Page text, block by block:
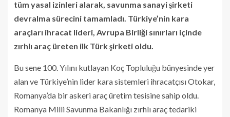
tüm yasal izinleri alarak, savunma sanayi şirketi
devralma sürecini tamamladı. Türkiye’nin kara
araçları ihracat lideri, Avrupa Birliği sınırları içinde
zırhlı araç üreten ilk Türk şirketi oldu.
Bu sene 100. Yılını kutlayan Koç Topluluğu bünyesinde yer
alan ve Türkiye’nin lider kara sistemleri ihracatçısı Otokar,
Romanya’da bir askeri araç üretim tesisine sahip oldu.
Romanya Milli Savunma Bakanlığı zırhlı araç tedariki